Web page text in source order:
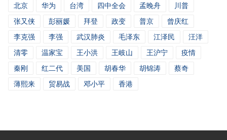
北京
华为 台湾 四中全会 孟晚舟
川普
张又侠
彭丽媛 拜登 政变 普京
曾庆红
李克强
李强 武汉肺炎 毛泽东 江泽民
汪洋
清零
温家宝 王小洪 王岐山 王沪宁
疫情
秦刚
红二代 美国 胡春华 胡锦涛
蔡奇
薄熙来
贸易战 邓小平 香港